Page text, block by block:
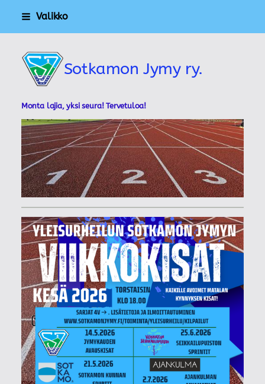
Siirry
Valikko
Sotkamon Jymy ry.
Monta lajia, yksi seura! Tervetuloa!